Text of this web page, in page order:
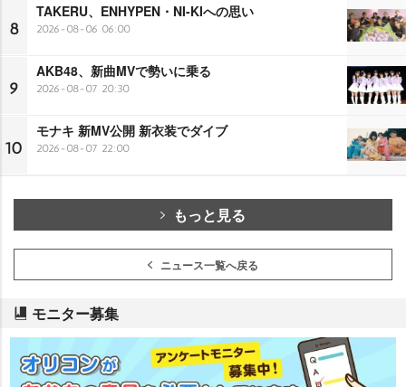
8
TAKERU、ENHYPEN・NI-KIへの思い
2026-08-06 06:00
9
AKB48、新曲MVで勢いに乗る
2026-08-07 20:30
10
モナキ 新MV公開 新衣装でダイブ
2026-08-07 22:00
もっと見る
ニュース一覧へ戻る
モニター募集